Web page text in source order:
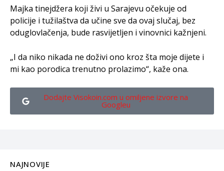
Majka tinejdžera koji živi u Sarajevu očekuje od
policije i tužilaštva da učine sve da ovaj slučaj, bez
oduglovlačenja, bude rasvijetljen i vinovnici kažnjeni.
„I da niko nikada ne doživi ono kroz šta moje dijete i
mi kao porodica trenutno prolazimo“, kaže ona.
Dodajte Visokoin.com u omiljene izvore na
Googleu
NAJNOVIJE